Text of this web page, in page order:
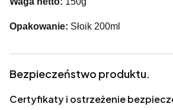
Opakowanie: Słoik 200ml
Bezpieczeństwo produktu.
Certyfikaty i ostrzeżenie